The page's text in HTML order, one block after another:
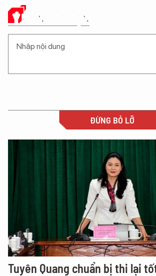
Ý KIẾN CỦA BẠN
ĐỪNG BỎ LỠ
Tuyên Quang chuẩn bị thi lại